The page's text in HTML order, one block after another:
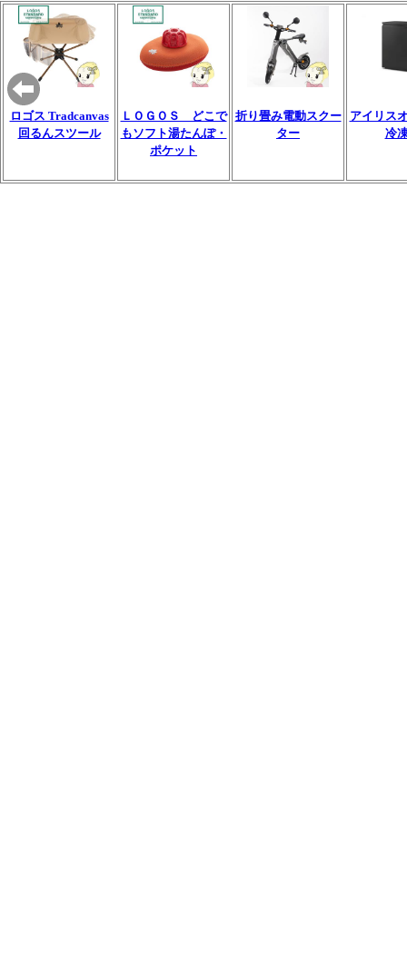
ロゴス Tradcanvas
回るんスツール
ＬＯＧＯＳ どこで
もソフト湯たんぽ・
ポケット
折り畳み電動スクー
ター
アイリス
冷